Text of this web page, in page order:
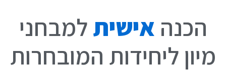
הכנה אישיתלמבחני
מיון ליחידות המובחרות